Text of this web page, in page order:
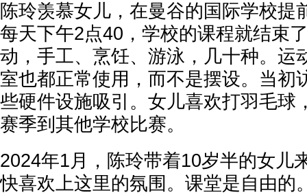
陈玲羡慕女儿，在曼谷的国际学校提
每天下午2点40，学校的课程就结束
动，手工、烹饪、游泳，几十种。运
室也都正常使用，而不是摆设。当初
些硬件设施吸引。女儿喜欢打羽毛球
赛季到其他学校比赛。
2024年1月，陈玲带着10岁半的女儿
快喜欢上这里的氛围。课堂是自由的